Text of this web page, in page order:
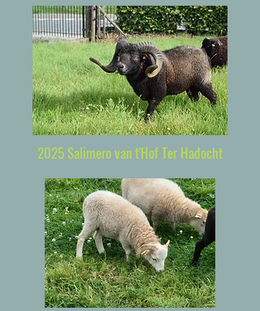
2025 Salimero van t'Hof Ter Hadocht